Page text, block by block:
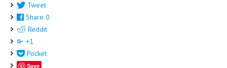
Tweet
Share 0
Reddit
+1
Pocket
Save